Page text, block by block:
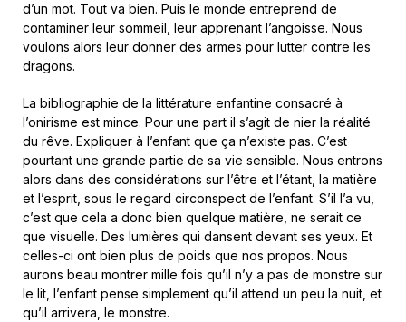
d’un mot. Tout va bien. Puis le monde entreprend de
contaminer leur sommeil, leur apprenant l’angoisse. Nous
voulons alors leur donner des armes pour lutter contre les
dragons.
La bibliographie de la littérature enfantine consacré à
l’onirisme est mince. Pour une part il s’agit de nier la réalité
du rêve. Expliquer à l’enfant que ça n’existe pas. C’est
pourtant une grande partie de sa vie sensible. Nous entrons
alors dans des considérations sur l’être et l’étant, la matière
et l’esprit, sous le regard circonspect de l’enfant. S’il l’a vu,
c’est que cela a donc bien quelque matière, ne serait ce
que visuelle. Des lumières qui dansent devant ses yeux. Et
celles-ci ont bien plus de poids que nos propos. Nous
aurons beau montrer mille fois qu’il n’y a pas de monstre sur
le lit, l’enfant pense simplement qu’il attend un peu la nuit, et
qu’il arrivera, le monstre.